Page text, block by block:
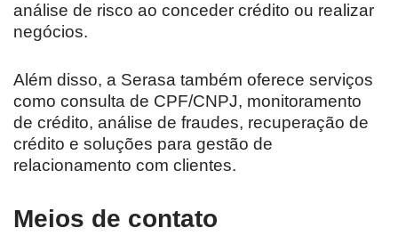
análise de risco ao conceder crédito ou realizar
negócios.
Além disso, a Serasa também oferece serviços
como consulta de CPF/CNPJ, monitoramento
de crédito, análise de fraudes, recuperação de
crédito e soluções para gestão de
relacionamento com clientes.
Meios de contato